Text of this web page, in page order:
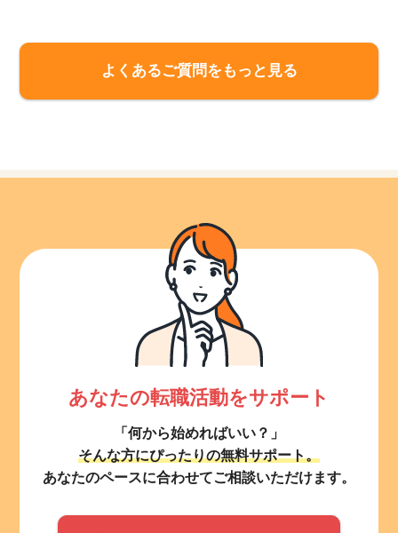
よくあるご質問をもっと見る
あなたの転職活動をサポート
「何から始めればいい？」
そんな方にぴったりの無料サポート。
あなたのペースに合わせてご相談いただけます。